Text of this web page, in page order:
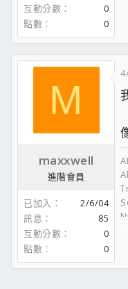
互動分數
0
點數
0
M
maxxwell
進階會員
已加入
2/6/04
訊息
85
互動分數
0
點數
0